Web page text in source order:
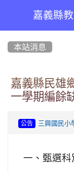
嘉義縣
本站消息
嘉義縣民雄
一學期編餘
公告 三興國民小
一、甄選科